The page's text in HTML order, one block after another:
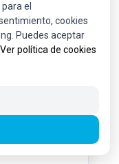
el
cookies
Puedes aceptar
Ver política de cookies